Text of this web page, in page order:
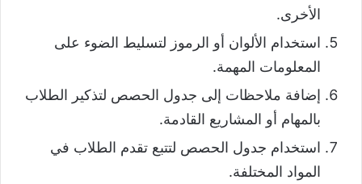
الأخرى.
استخدام الألوان أو الرموز لتسليط الضوء على
المعلومات المهمة.
إضافة ملاحظات إلى جدول الحصص لتذكير الطلاب
بالمهام أو المشاريع القادمة.
استخدام جدول الحصص لتتبع تقدم الطلاب في
المواد المختلفة.